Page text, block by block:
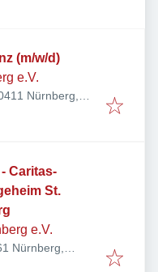
(m/w/d)
e.V.
Nürnberg,
Caritas-
St.
e.V.
Nürnberg,